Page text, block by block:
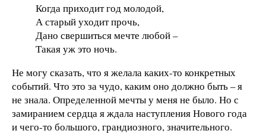
Когда приходит год молодой,
А старый уходит прочь,
Дано свершиться мечте любой –
Такая уж это ночь.
Не могу сказать, что я желала каких-то конкретных
событий. Что это за чудо, каким оно должно быть – я
не знала. Определенной мечты у меня не было. Но с
замиранием сердца я ждала наступления Нового года
и чего-то большого, грандиозного, значительного.